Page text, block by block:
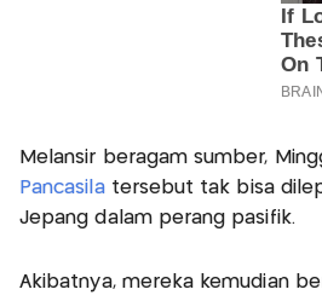
Melansir beragam sumber,
Pancasilatersebut tak bisa
Jepang dalam perang pasifik.
Akibatnya, mereka kemudian